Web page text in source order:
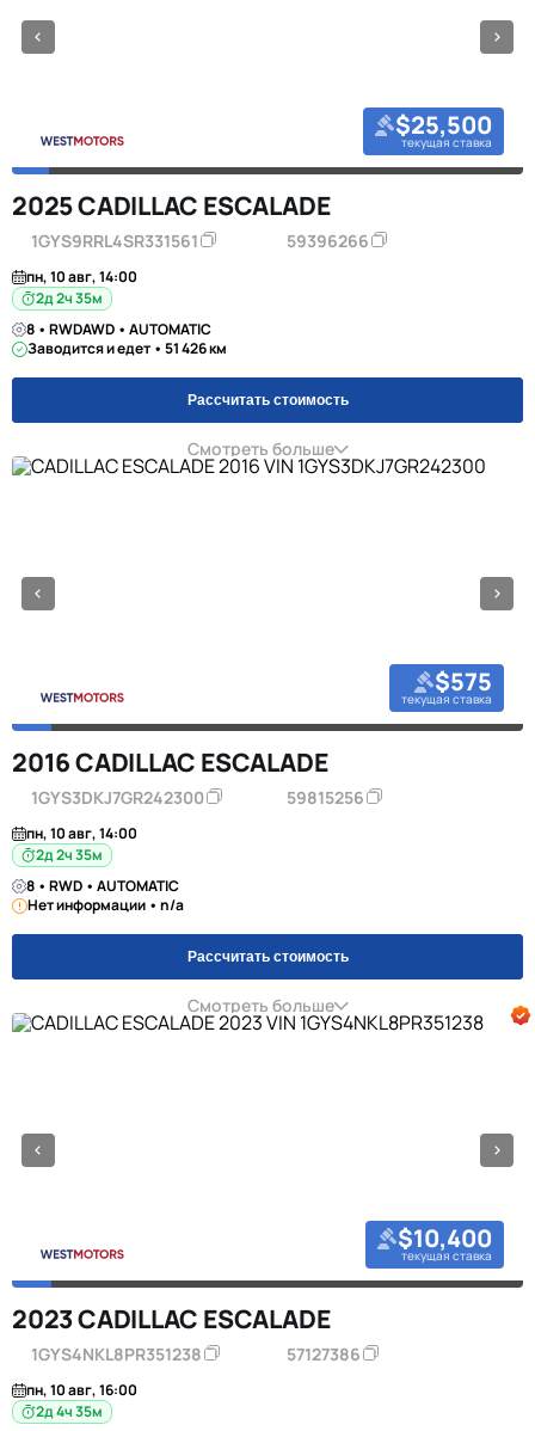
$25,500
текущая ставка
2025 CADILLAC ESCALADE
1GYS9RRL4SR331561 59396266
пн, 10 авг, 14:00
2д 2ч 35м
8 • RWDAWD • AUTOMATIC
Заводится и едет • 51 426 км
Рассчитать стоимость
Смотреть больше
$575
текущая ставка
2016 CADILLAC ESCALADE
1GYS3DKJ7GR242300 59815256
пн, 10 авг, 14:00
2д 2ч 35м
8 • RWD • AUTOMATIC
Нет информации • n/a
Рассчитать стоимость
Смотреть больше
$10,400
текущая ставка
2023 CADILLAC ESCALADE
1GYS4NKL8PR351238 57127386
пн, 10 авг, 16:00
2д 4ч 35м